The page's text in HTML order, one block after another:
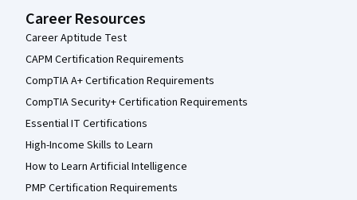
Career Resources
Career Aptitude Test
CAPM Certification Requirements
CompTIA A+ Certification Requirements
CompTIA Security+ Certification Requirements
Essential IT Certifications
High-Income Skills to Learn
How to Learn Artificial Intelligence
PMP Certification Requirements